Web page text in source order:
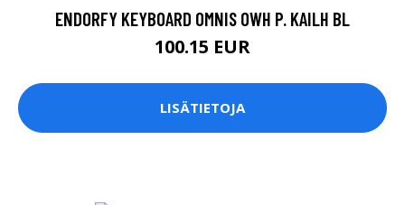
ENDORFY KEYBOARD OMNIS OWH P. KAILH BL
100.15 EUR
LISÄTIETOJA